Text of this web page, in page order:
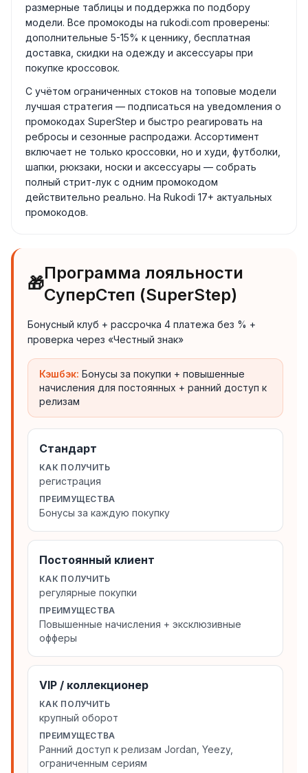
размерные таблицы и поддержка по подбору
модели. Все промокоды на rukodi.com проверены:
дополнительные 5-15% к ценнику, бесплатная
доставка, скидки на одежду и аксессуары при
покупке кроссовок.
С учётом ограниченных стоков на топовые модели
лучшая стратегия — подписаться на уведомления о
промокодах SuperStep и быстро реагировать на
ребросы и сезонные распродажи. Ассортимент
включает не только кроссовки, но и худи, футболки,
шапки, рюкзаки, носки и аксессуары — собрать
полный стрит-лук с одним промокодом
действительно реально. На Rukodi 17+ актуальных
промокодов.
🎁
Программа лояльности
СуперСтеп (SuperStep)
Бонусный клуб + рассрочка 4 платежа без % +
проверка через «Честный знак»
Кэшбэк: Бонусы за покупки + повышенные
начисления для постоянных + ранний доступ к
релизам
Стандарт
КАК ПОЛУЧИТЬ
регистрация
ПРЕИМУЩЕСТВА
Бонусы за каждую покупку
Постоянный клиент
КАК ПОЛУЧИТЬ
регулярные покупки
ПРЕИМУЩЕСТВА
Повышенные начисления + эксклюзивные
офферы
VIP / коллекционер
КАК ПОЛУЧИТЬ
крупный оборот
ПРЕИМУЩЕСТВА
Ранний доступ к релизам Jordan, Yeezy,
ограниченным сериям